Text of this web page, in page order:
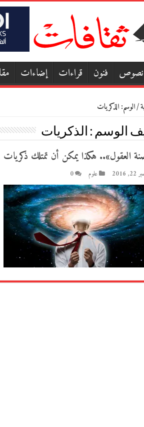
نصوص فنون قراءات إضاءات
/الوسم:الذكريات
الوسم : الذكريات
العقول».. هكذا يمكن أن تمتلك ذكريات
2016 علوم 0